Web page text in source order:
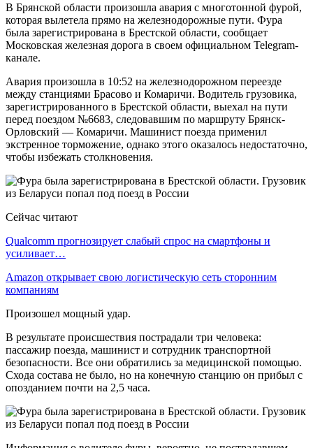
В Брянской области произошла авария с многотонной фурой,
которая вылетела прямо на железнодорожные пути. Фура
была зарегистрирована в Брестской области, сообщает
Московская железная дорога в своем официальном Telegram-
канале.
Авария произошла в 10:52 на железнодорожном переезде
между станциями Брасово и Комаричи. Водитель грузовика,
зарегистрированного в Брестской области, выехал на пути
перед поездом №6683, следовавшим по маршруту Брянск-
Орловский — Комаричи. Машинист поезда применил
экстренное торможение, однако этого оказалось недостаточно,
чтобы избежать столкновения.
Сейчас читают
Qualcomm прогнозирует слабый спрос на смартфоны и
усиливает…
Amazon открывает свою логистическую сеть сторонним
компаниям
Произошел мощный удар.
В результате происшествия пострадали три человека:
пассажир поезда, машинист и сотрудник транспортной
безопасности. Все они обратились за медицинской помощью.
Схода состава не было, но на конечную станцию он прибыл с
опозданием почти на 2,5 часа.